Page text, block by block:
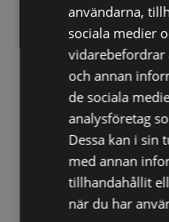
– Lätt utbytbara
– Justerbara i
av rostfritt stål.
– Wi-Fi-
TILLBEHÖR PÅ
–
användarna,
sociala medier
vidarebefordrar
och annan
de sociala
analysföretag
Dessa kan i sin
med annan
tillhandahållit
när du har